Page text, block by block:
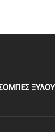
ΞΥΛΟΥ